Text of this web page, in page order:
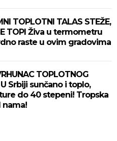
TOPLOTNI TALAS STEŽE,
TOPI Živa u termometru
raste u ovim gradovima
TOPLOTNOG
U Srbiji sunčano i toplo,
do 40 stepeni! Tropska
nama!